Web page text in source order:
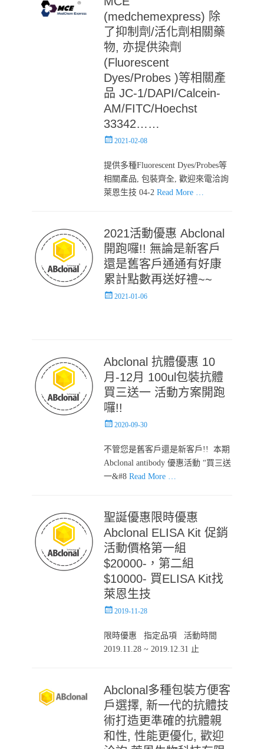
(medchemexpress) 除
了抑制劑/活化劑相關藥
物, 亦提供染劑
(Fluorescent
Dyes/Probes )等相關產
品 JC-1/DAPI/Calcein-
AM/FITC/Hoechst
33342……
Posted2021-02-08
提供多種Fluorescent Dyes/Probes等
相關產品, 包裝齊全, 歡迎來電洽詢
萊恩生技 04-2Read More …
2021活動優惠 Abclonal
開跑囉!! 無論是新客戶
還是舊客戶通通有好康
累計點數再送好禮~~
Posted2021-01-06
Abclonal 抗體優惠 10
月-12月 100ul包裝抗體
買三送一 活動方案開跑
囉!!
Posted2020-09-30
不管您是舊客戶還是新客戶!! 本期
Abclonal antibody 優惠活動 “買三送
一&#8Read More …
聖誕優惠限時優惠
Abclonal ELISA Kit 促銷
活動價格第一組
$20000-，第二組
$10000- 買ELISA Kit找
萊恩生技
Posted2019-11-28
限時優惠 指定品項 活動時間
2019.11.28 ~ 2019.12.31 止
Abclonal多種包裝方便客
戶選擇, 新一代的抗體技
術打造更準確的抗體親
和性, 性能更優化, 歡迎